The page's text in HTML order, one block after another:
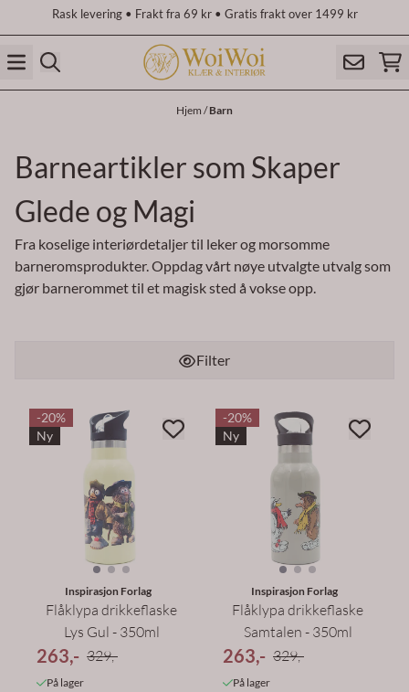
Hopp til innholdRask levering • Frakt fra 69 kr • Gratis frakt over 1499 kr
Hjem /Barn
Barneartikler som Skaper
Glede og Magi
Fra koselige interiørdetaljer til leker og morsomme
barneromsprodukter. Oppdag vårt nøye utvalgte utvalg som
gjør barnerommet til et magisk sted å vokse opp.
Filter
-20%
Ny
Inspirasjon Forlag
Flåklypa drikkeflaske
Lys Gul - 350ml
263,- 329,-
På lager
-20%
Ny
Inspirasjon Forlag
Flåklypa drikkeflaske
Samtalen - 350ml
263,- 329,-
På lager